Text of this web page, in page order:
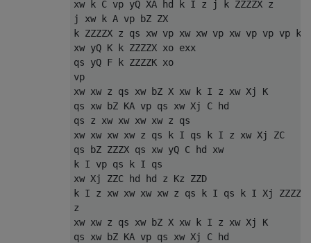
xw k C vp yQ XA hd k I z j k ZZZZX z
j xw k A vp bZ ZX
k ZZZZX z qs xw vp xw xw vp xw vp vp vp k
xw yQ K k ZZZZX xo exx
qs yQ F k ZZZZK xo
vp
xw xw z qs xw bZ X xw k I z xw Xj K
qs xw bZ KA vp qs xw Xj C hd
qs z xw xw xw xw z qs
xw xw xw xw z qs k I qs k I z xw Xj ZC
qs bZ ZZZX qs xw yQ C hd xw
k I vp qs k I qs
xw Xj ZZC hd hd z Kz ZZD
k I z xw xw xw xw z qs k I qs k I Xj ZZZZF
z
xw xw z qs xw bZ X xw k I z xw Xj K
qs xw bZ KA vp qs xw Xj C hd